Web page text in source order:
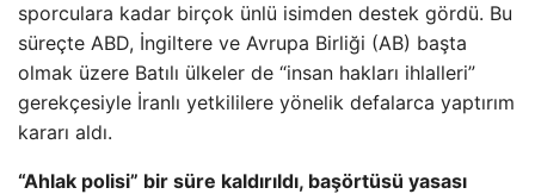
sporculara kadar birçok ünlü isimden destek gördü. Bu
süreçte ABD, İngiltere ve Avrupa Birliği (AB) başta
olmak üzere Batılı ülkeler de “insan hakları ihlalleri”
gerekçesiyle İranlı yetkililere yönelik defalarca yaptırım
kararı aldı.
“Ahlak polisi” bir süre kaldırıldı, başörtüsü yasası